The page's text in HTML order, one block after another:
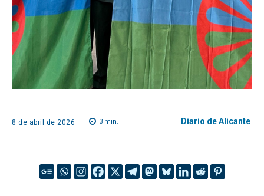
8 de abril de 2026 3 min. Diario de Alicante